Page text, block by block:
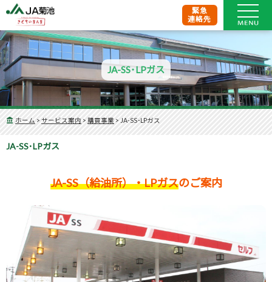
緊急
連絡先
JA-SS･LPガス
ホーム > サービス案内 > 購買事業 > JA-SS･LPガス
JA-SS･LPガス
JA-SS（給油所）・LPガスのご案内